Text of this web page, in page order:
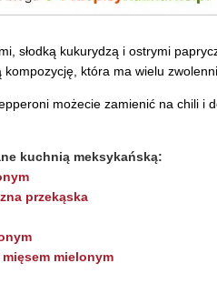
słodką kukurydzą i ostrymi
która ma wielu
możecie zamienić na chili i
kuchnią meksykańską:
przekąska
mielonym